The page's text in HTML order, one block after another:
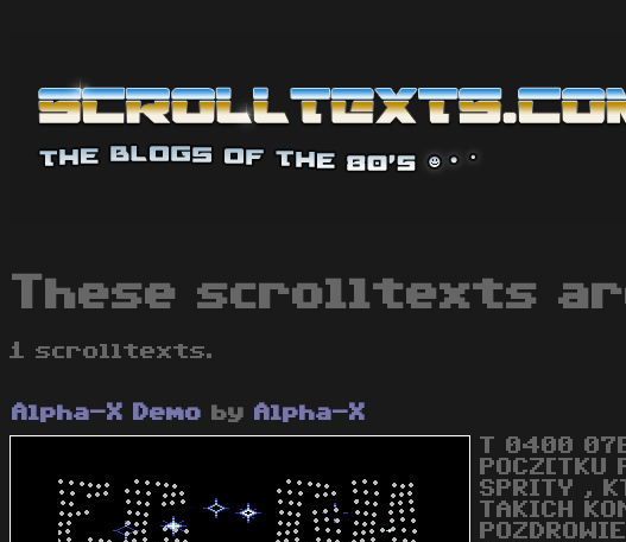
These scrolltexts
1 scrolltexts.
Alpha-X Demo by Alpha-X
T 0400
POCZ[TKU
SPRITY ,
TAKICH